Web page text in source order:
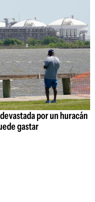
por un huracán
gastar